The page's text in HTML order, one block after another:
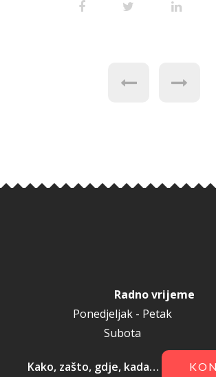
Radno vrijeme
Ponedjeljak - Petak
Subota
Kako, zašto, gdje, kada…